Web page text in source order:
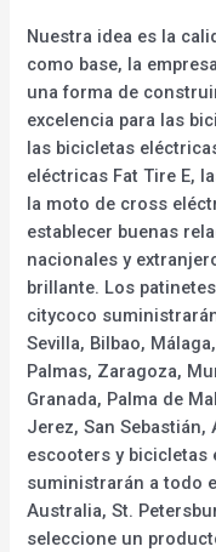
Nuestra idea es la
como base, la
una forma de
excelencia para las
las bicicletas
eléctricas Fat Tire E,
la moto de cross
establecer buenas
nacionales y
brillante. Los
citycoco
Sevilla, Bilbao,
Palmas, Zaragoza,
Granada, Palma de
Jerez, San
escooters y bicicletas
suministrarán a todo
Australia, St.
seleccione un